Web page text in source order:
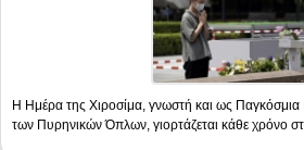
Η Ημέρα της Χιροσίμα, γνωστή και ως
των Πυρηνικών Όπλων, γιορτάζεται κάθε χρόνο